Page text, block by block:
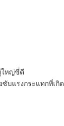
ใหญ่ขี่ดี
บแรงกระแทกที่เกิด